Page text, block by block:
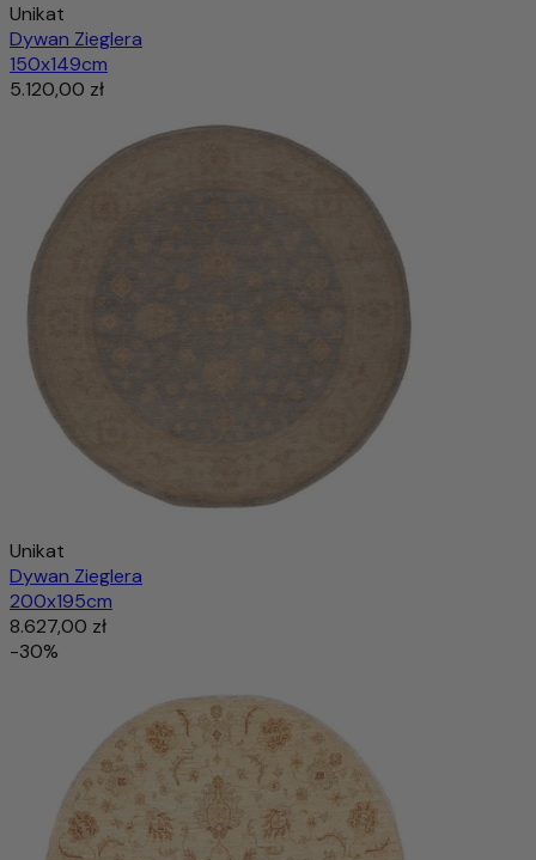
Unikat
Dywan Zieglera
150x149cm
5.120,00 zł
Unikat
Dywan Zieglera
200x195cm
8.627,00 zł
-30%